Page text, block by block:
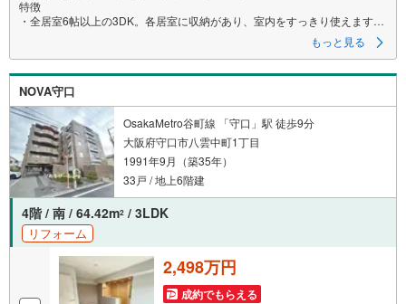
特徴
・全居室6帖以上の3DK。各居室に収納があり、室内をすっきり使えます！
・南向きバルコニーで採光に配慮された間取り。空室のため内覧相談も可
リフォーム内容
・全室クロス張り替え
・全室フローリング張り替え
・建具交換
・キッチン/浴室/洗面化粧台/トイレ交換
・CF張り替え
・給湯器交換
・ハウスクリーニングなど
立地
・大阪メトロ谷町線「千林大宮」駅徒歩7分、東梅田駅まで乗り換えなし約
12分
・大宮小学校徒歩2分、ライフ旭大宮店徒歩3分、藤立病院徒歩6分で周辺環
境も良好！
・保育園、銀行、郵便局も徒歩圏にあるのもうれしいですね！
もっと見る
NOVA守口
OsakaMetro谷町線 「守口」駅 徒歩9分
大阪府守口市八雲中町1丁目
1991年9月（築35年）
33戸 / 地上6階建
4階 / 南 / 64.42m2 / 3LDK
リフォーム
2,498万円
成約でもらえる